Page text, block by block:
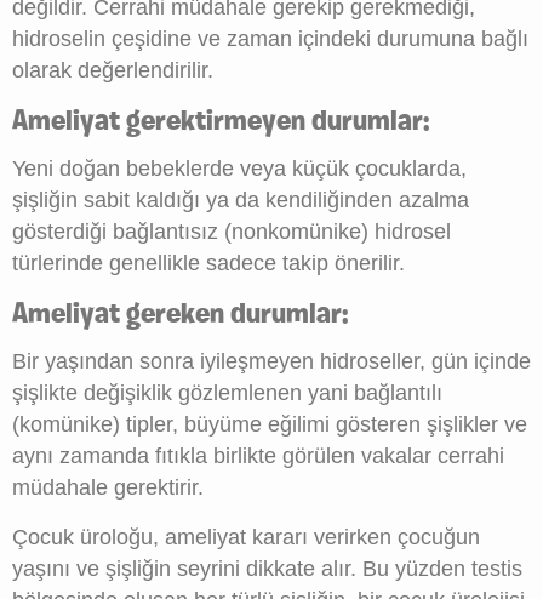
değildir. Cerrahi müdahale gerekip gerekmediği,
hidroselin çeşidine ve zaman içindeki durumuna bağlı
olarak değerlendirilir.
Ameliyat gerektirmeyen durumlar:
Yeni doğan bebeklerde veya küçük çocuklarda,
şişliğin sabit kaldığı ya da kendiliğinden azalma
gösterdiği bağlantısız (nonkomünike) hidrosel
türlerinde genellikle sadece takip önerilir.
Ameliyat gereken durumlar:
Bir yaşından sonra iyileşmeyen hidroseller, gün içinde
şişlikte değişiklik gözlemlenen yani bağlantılı
(komünike) tipler, büyüme eğilimi gösteren şişlikler ve
aynı zamanda fıtıkla birlikte görülen vakalar cerrahi
müdahale gerektirir.
Çocuk üroloğu, ameliyat kararı verirken çocuğun
yaşını ve şişliğin seyrini dikkate alır. Bu yüzden testis